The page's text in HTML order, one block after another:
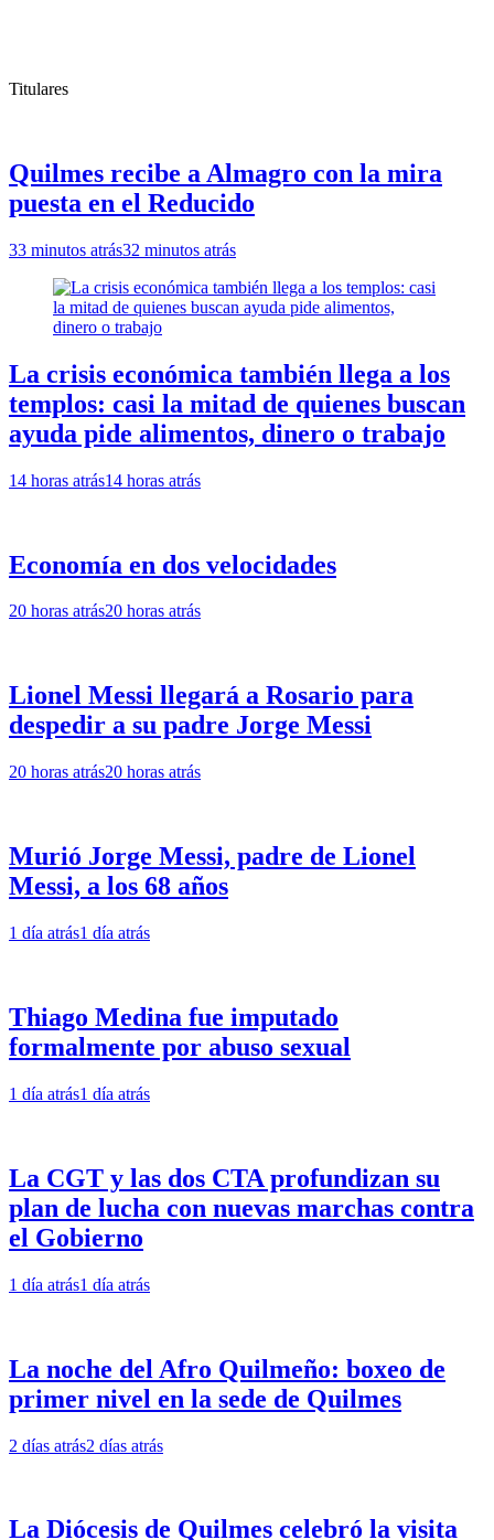
Titulares
Quilmes recibe a Almagro con la mira
puesta en el Reducido
33 minutos atrás32 minutos atrás
La crisis económica también llega a los
templos: casi la mitad de quienes buscan
ayuda pide alimentos, dinero o trabajo
14 horas atrás14 horas atrás
Economía en dos velocidades
20 horas atrás20 horas atrás
Lionel Messi llegará a Rosario para
despedir a su padre Jorge Messi
20 horas atrás20 horas atrás
Murió Jorge Messi, padre de Lionel
Messi, a los 68 años
1 día atrás1 día atrás
Thiago Medina fue imputado
formalmente por abuso sexual
1 día atrás1 día atrás
La CGT y las dos CTA profundizan su
plan de lucha con nuevas marchas contra
el Gobierno
1 día atrás1 día atrás
La noche del Afro Quilmeño: boxeo de
primer nivel en la sede de Quilmes
2 días atrás2 días atrás
La Diócesis de Quilmes celebró la visita